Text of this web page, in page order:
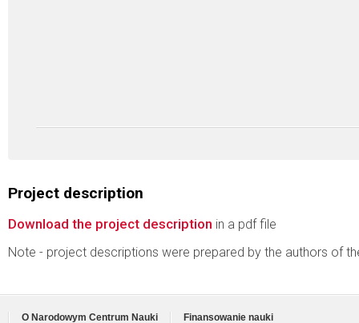
Project description
Download the project description in a pdf file
Note - project descriptions were prepared by the authors of
O Narodowym Centrum Nauki
Finansowanie nauki